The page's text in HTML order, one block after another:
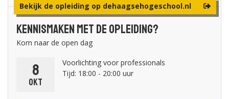
Bekijk de opleiding op dehaagsehogeschool.nl
Kennismaken met de opleiding?
Kom naar de open dag
8
okt
Voorlichting voor professionals
Tijd: 18:00 - 20:00 uur